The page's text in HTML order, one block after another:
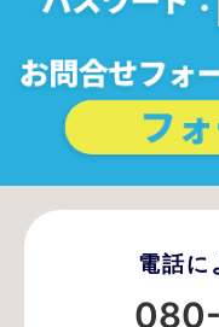
電話に